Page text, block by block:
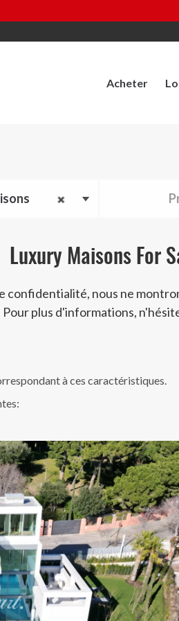
VOUS VOULEZ SAVOIR
Acheter
Luxury Maisons For
confidentialité, nous ne
Pour plus d'informations,
à ces caractéristiques.